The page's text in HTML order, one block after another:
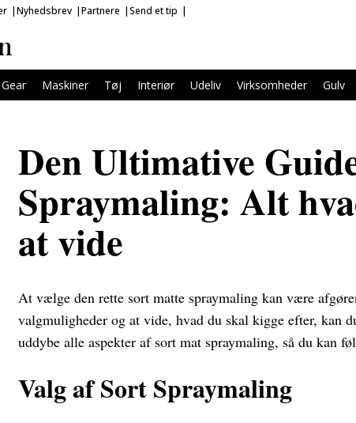
Nyhedsbrev Partnere Send et tip
Gear Maskiner Tøj Interiør Udeliv Virksomheder Gulv
Den Ultimative
Spraymaling: Alt
at vide
At vælge den rette sort matte spraymaling kan være
valgmuligheder og at vide, hvad du skal kigge efter, kan
uddybe alle aspekter af sort mat spraymaling, så du kan
Valg af Sort Spraymaling